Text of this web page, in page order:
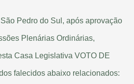
Pedro do Sul, após aprovação
Plenárias Ordinárias,
Casa Legislativa VOTO DE
falecidos abaixo relacionados: